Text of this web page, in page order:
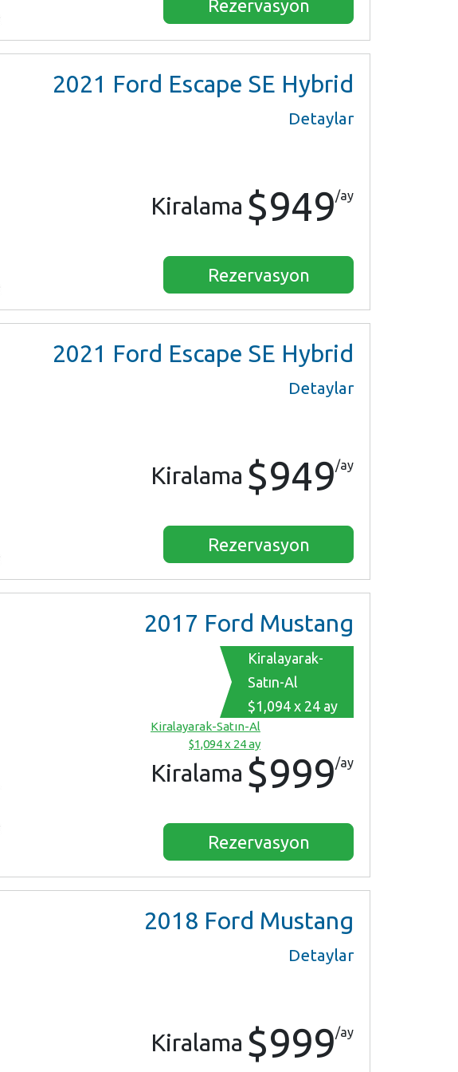
Rezervasyon
2021 Ford Escape SE Hybrid
Detaylar
Kiralama $949/ay
Rezervasyon
2021 Ford Escape SE Hybrid
Detaylar
Kiralama $949/ay
Rezervasyon
2017 Ford Mustang
Kiralayarak-
Satın-Al
$1,094 x 24 ay
Kiralayarak-Satın-Al
$1,094 x 24 ay
Kiralama $999/ay
Rezervasyon
2018 Ford Mustang
Detaylar
Kiralama $999/ay